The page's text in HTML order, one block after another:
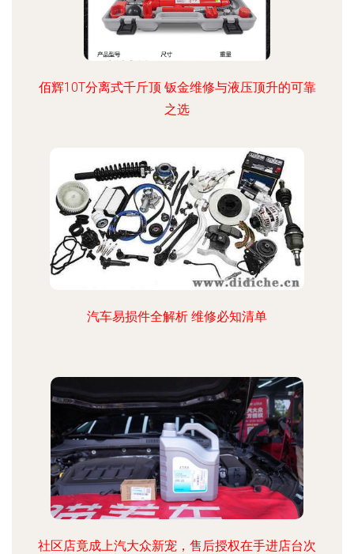
佰辉10T分离式千斤顶 钣金维修与液压顶升的可靠
之选
汽车易损件全解析 维修必知清单
社区店竟成上汽大众新宠，售后授权在手进店台次